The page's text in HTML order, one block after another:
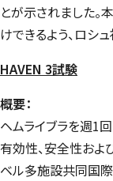
とが示されました
けできるよう、ロシ
HAVEN 3試験
概要：
ヘムライブラを週1
有効性、安全性およ
ベル多施設共同国